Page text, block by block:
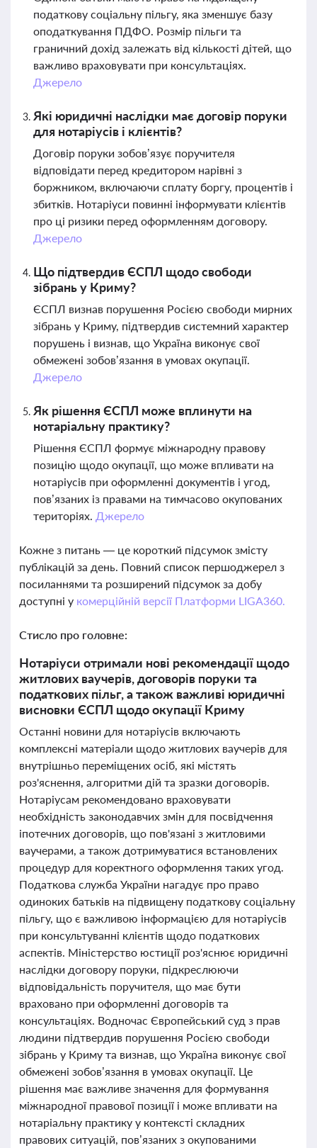
податкову соціальну пільгу, яка зменшує базу
оподаткування ПДФО. Розмір пільги та
граничний дохід залежать від кількості дітей, що
важливо враховувати при консультаціях.
Джерело
Які юридичні наслідки має договір поруки
для нотаріусів і клієнтів?
Договір поруки зобов’язує поручителя
відповідати перед кредитором нарівні з
боржником, включаючи сплату боргу, процентів і
збитків. Нотаріуси повинні інформувати клієнтів
про ці ризики перед оформленням договору.
Джерело
Що підтвердив ЄСПЛ щодо свободи
зібрань у Криму?
ЄСПЛ визнав порушення Росією свободи мирних
зібрань у Криму, підтвердив системний характер
порушень і визнав, що Україна виконує свої
обмежені зобов’язання в умовах окупації.
Джерело
Як рішення ЄСПЛ може вплинути на
нотаріальну практику?
Рішення ЄСПЛ формує міжнародну правову
позицію щодо окупації, що може впливати на
нотаріусів при оформленні документів і угод,
пов’язаних із правами на тимчасово окупованих
територіях. Джерело
Кожне з питань — це короткий підсумок змісту
публікацій за день. Повний список першоджерел з
посиланнями та розширений підсумок за добу
доступні у комерційній версії Платформи LIGA360.
Стисло про головне:
Нотаріуси отримали нові рекомендації щодо
житлових ваучерів, договорів поруки та
податкових пільг, а також важливі юридичні
висновки ЄСПЛ щодо окупації Криму
Останні новини для нотаріусів включають
комплексні матеріали щодо житлових ваучерів для
внутрішньо переміщених осіб, які містять
роз'яснення, алгоритми дій та зразки договорів.
Нотаріусам рекомендовано враховувати
необхідність законодавчих змін для посвідчення
іпотечних договорів, що пов'язані з житловими
ваучерами, а також дотримуватися встановлених
процедур для коректного оформлення таких угод.
Податкова служба України нагадує про право
одиноких батьків на підвищену податкову соціальну
пільгу, що є важливою інформацією для нотаріусів
при консультуванні клієнтів щодо податкових
аспектів. Міністерство юстиції роз'яснює юридичні
наслідки договору поруки, підкреслюючи
відповідальність поручителя, що має бути
враховано при оформленні договорів та
консультаціях. Водночас Європейський суд з прав
людини підтвердив порушення Росією свободи
зібрань у Криму та визнав, що Україна виконує свої
обмежені зобов’язання в умовах окупації. Це
рішення має важливе значення для формування
міжнародної правової позиції і може впливати на
нотаріальну практику у контексті складних
правових ситуацій, пов’язаних з окупованими